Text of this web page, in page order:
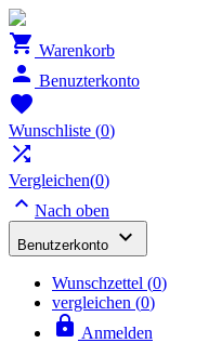
 Warenkorb
 Benuzterkonto

Wunschliste (0)

Vergleichen(0)
 Nach oben
Benutzerkonto 
Wunschzettel (0)
vergleichen (0)
 Anmelden